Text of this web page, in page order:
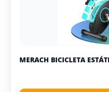
MERACH BICICLETA